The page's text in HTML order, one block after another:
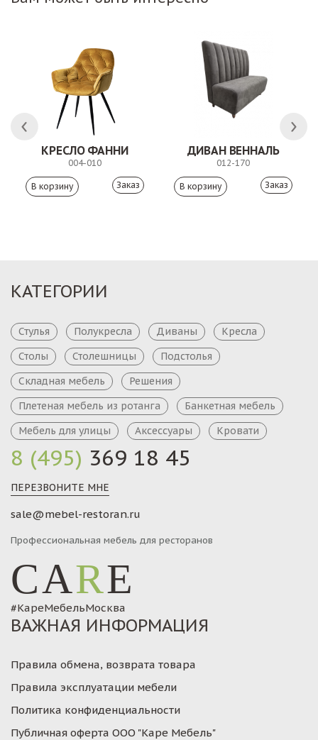
КРЕСЛО ФАННИ
004-010
Заказ
ДИВАН ВЕННАЛЬ
012-170
Заказ
8 (495) 369 18 45
ПЕРЕЗВОНИТЕ МНЕ
sale@mebel-restoran.ru
Профессиональная мебель для ресторанов
CARE
#КареМебельМосква
КАТЕГОРИИ
Стулья Полукресла Диваны
Кресла
Столы
Столешницы
Подстолья
Складная мебель
Решения
Плетеная мебель из ротанга
Банкетная мебель
Мебель для улицы
Аксессуары Кровати
ВАЖНАЯ ИНФОРМАЦИЯ
Правила обмена, возврата товара
Правила эксплуатации мебели
Политика конфиденциальности
Публичная оферта ООО "Каре Мебель"